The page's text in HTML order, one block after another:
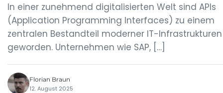
In einer zunehmend digitalisierten Welt sind APIs
(Application Programming Interfaces) zu einem
zentralen Bestandteil moderner IT-Infrastrukturen
geworden. Unternehmen wie SAP, […]
Florian Braun
12. August 2025